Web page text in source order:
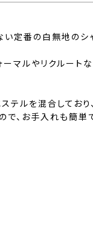
定番の白無地のシ
ーマルやリクルート
テルを混合してお
、お手入れも簡単で